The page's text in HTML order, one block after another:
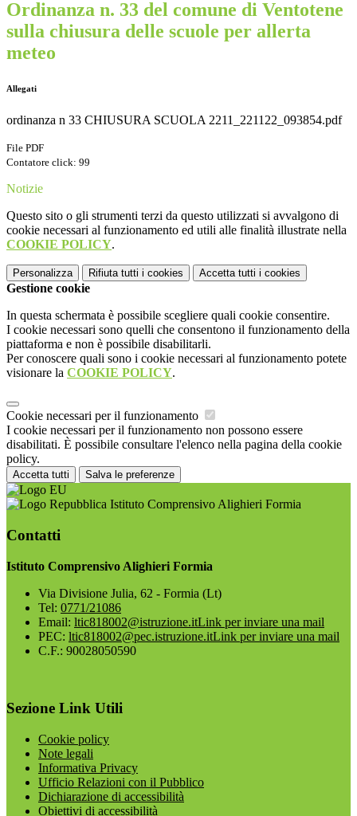
Ordinanza n. 33 del comune di Ventotene
sulla chiusura delle scuole per allerta
meteo
Allegati
ordinanza n 33 CHIUSURA SCUOLA 2211_221122_093854.pdf
File PDF
Contatore click: 99
Notizie
Questo sito o gli strumenti terzi da questo utilizzati si avvalgono di
cookie necessari al funzionamento ed utili alle finalità illustrate nella
COOKIE POLICY.
Personalizza Rifiuta tutti i cookies Accetta tutti i cookies
Gestione cookie
In questa schermata è possibile scegliere quali cookie consentire.
I cookie necessari sono quelli che consentono il funzionamento della
piattaforma e non è possibile disabilitarli.
Per conoscere quali sono i cookie necessari al funzionamento potete
visionare la COOKIE POLICY.
Cookie necessari per il funzionamento
I cookie necessari per il funzionamento non possono essere
disabilitati. È possibile consultare l'elenco nella pagina della cookie
policy.
Accetta tutti Salva le preferenze
Istituto Comprensivo Alighieri Formia
Contatti
Istituto Comprensivo Alighieri Formia
Via Divisione Julia, 62 - Formia (Lt)
Tel: 0771/21086
Email: ltic818002@istruzione.itLink per inviare una mail
PEC: ltic818002@pec.istruzione.itLink per inviare una mail
C.F.: 90028050590
Sezione Link Utili
Cookie policy
Note legali
Informativa Privacy
Ufficio Relazioni con il Pubblico
Dichiarazione di accessibilità
Obiettivi di accessibilità